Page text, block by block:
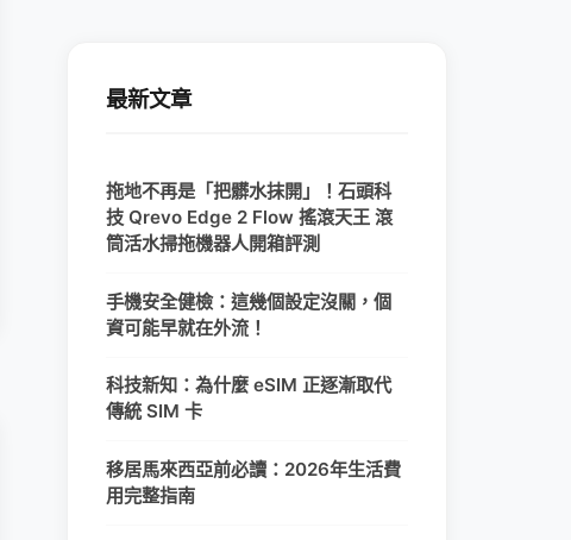
最新文章
拖地不再是「把髒水抹開」！石頭科
技 Qrevo Edge 2 Flow 搖滾天王 滾
筒活水掃拖機器人開箱評測
手機安全健檢：這幾個設定沒關，個
資可能早就在外流！
科技新知：為什麼 eSIM 正逐漸取代
傳統 SIM 卡
移居馬來西亞前必讀：2026年生活費
用完整指南